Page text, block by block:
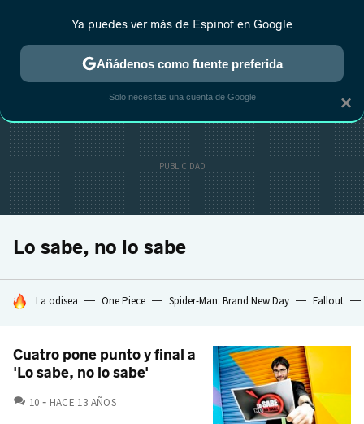
ESTRENOS REALITY ANIME RANKINGS CINE
Lo sabe, no lo sabe
HOY SE HABLA DE
La odisea One Piece Spider-Man: Brand New Day Fallout
Cuatro pone punto y final a
'Lo sabe, no lo sabe'
10 COMENTARIOS
HACE 13 AÑOS
×
Ya puedes ver más de Espinof en Google
Añádenos como fuente preferida
Solo necesitas una cuenta de Google